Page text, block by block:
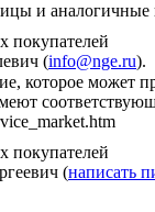
и
покупателей
(info@nge.ru).
которое может
покупателей
(написать